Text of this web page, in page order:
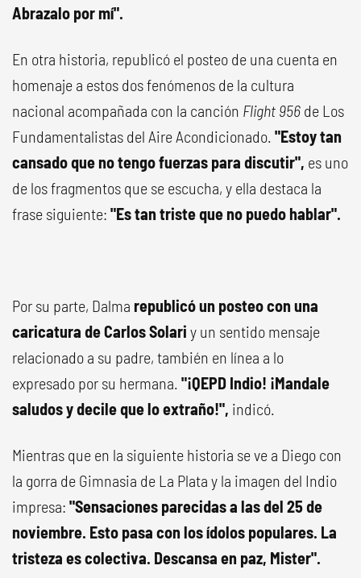
Abrazalo por mí".
En otra historia, republicó el posteo de una cuenta en
homenaje a estos dos fenómenos de la cultura
nacional acompañada con la canción Flight 956 de Los
Fundamentalistas del Aire Acondicionado. "Estoy tan
cansado que no tengo fuerzas para discutir", es uno
de los fragmentos que se escucha, y ella destaca la
frase siguiente: "Es tan triste que no puedo hablar".
Por su parte, Dalma republicó un posteo con una
caricatura de Carlos Solari y un sentido mensaje
relacionado a su padre, también en línea a lo
expresado por su hermana. "¡QEPD Indio! ¡Mandale
saludos y decile que lo extraño!", indicó.
Mientras que en la siguiente historia se ve a Diego con
la gorra de Gimnasia de La Plata y la imagen del Indio
impresa: "Sensaciones parecidas a las del 25 de
noviembre. Esto pasa con los ídolos populares. La
tristeza es colectiva. Descansa en paz, Mister".